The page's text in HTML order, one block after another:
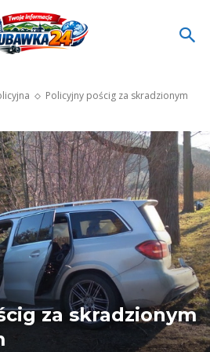
Policyjny pościg za skradzionym
za skradzionym